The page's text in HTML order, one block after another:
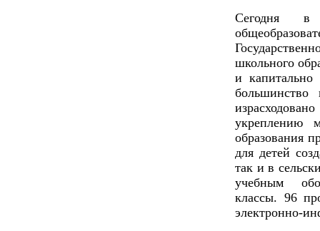
Сегодня
школьного
и капитально
укреплению
образования
для детей
так и в
учебным
классы. 96
электронно-